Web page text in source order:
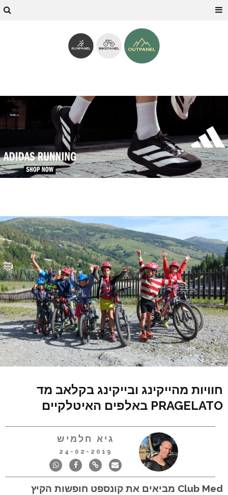
חוויות מהייקינג ובייקינג בקלאב מד
PRAGELATO באלפים האיטלקיים
גיא חלמיש
24-02-2019
Club Med מביאים את קונספט חופשות הקיץ